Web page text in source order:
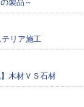
製品～
リア施工
】木材ＶＳ石材